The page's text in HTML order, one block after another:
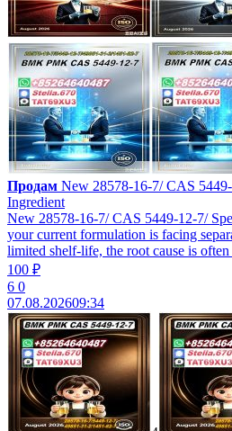
Продам New 28578-16-7/ CAS
Ingredient
New 28578-16-7/ CAS 5449-12-7/
your current formulation is facing
limited shelf-life, the root cause is often
100 ₽
6 0
07.08.202609:34